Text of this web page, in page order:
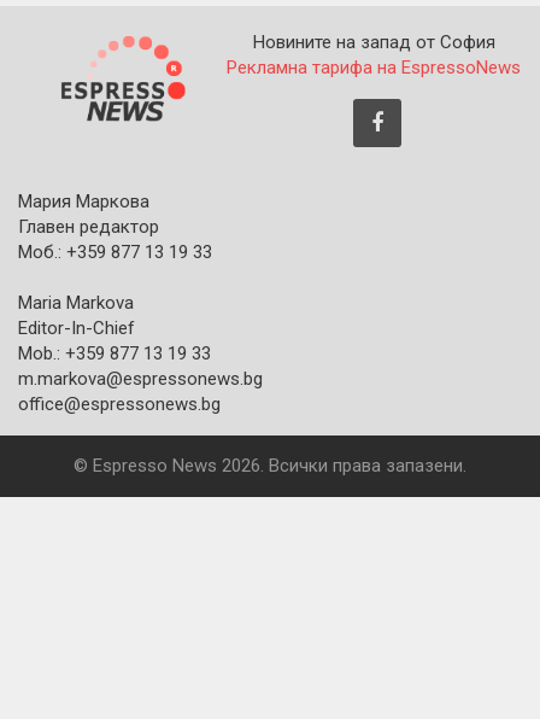
Новините на запад от София
Рекламна тарифа на EspressoNews
Мария Маркова
Главен редактор
Моб.: +359 877 13 19 33
Maria Markova
Editor-In-Chief
Mob.: +359 877 13 19 33
m.markova@espressonews.bg
office@espressonews.bg
© Espresso News 2026. Всички права запазени.